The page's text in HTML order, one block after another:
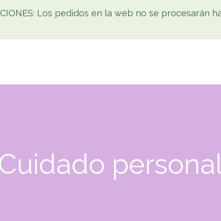
Los pedidos en la web no se procesarán